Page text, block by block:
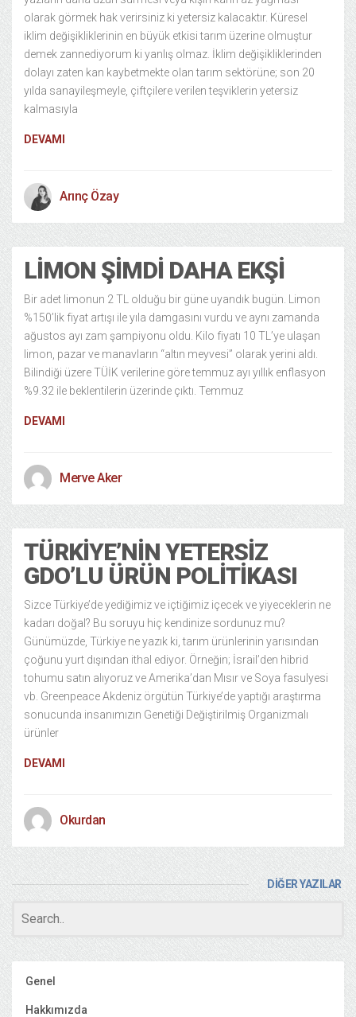
olarak görmek hak verirsiniz ki yetersiz kalacaktır. Küresel
iklim değişikliklerinin en büyük etkisi tarım üzerine olmuştur
demek zannediyorum ki yanlış olmaz. İklim değişikliklerinden
dolayı zaten kan kaybetmekte olan tarım sektörüne; son 20
yılda sanayileşmeyle, çiftçilere verilen teşviklerin yetersiz
kalmasıyla
DEVAMI
Arınç Özay
LIMON ŞIMDI DAHA EKŞI
Bir adet limonun 2 TL olduğu bir güne uyandık bugün. Limon
%150’lik fiyat artışı ile yıla damgasını vurdu ve aynı zamanda
ağustos ayı zam şampiyonu oldu. Kilo fiyatı 10 TL’ye ulaşan
limon, pazar ve manavların “altın meyvesi” olarak yerini aldı.
Bilindiği üzere TÜİK verilerine göre temmuz ayı yıllık enflasyon
%9.32 ile beklentilerin üzerinde çıktı. Temmuz
DEVAMI
Merve Aker
TÜRKIYE’NIN YETERSIZ
GDO’LU ÜRÜN POLITIKASI
Sizce Türkiye’de yediğimiz ve içtiğimiz içecek ve yiyeceklerin ne
kadarı doğal? Bu soruyu hiç kendinize sordunuz mu?
Günümüzde, Türkiye ne yazık ki, tarım ürünlerinin yarısından
çoğunu yurt dışından ithal ediyor. Örneğin; İsrail’den hibrid
tohumu satın alıyoruz ve Amerika’dan Mısır ve Soya fasulyesi
vb. Greenpeace Akdeniz örgütün Türkiye’de yaptığı araştırma
sonucunda insanımızın Genetiği Değiştirilmiş Organizmalı
ürünler
DEVAMI
Okurdan
DİĞER YAZILAR
Genel
Hakkımızda